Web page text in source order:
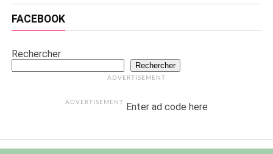
FACEBOOK
Rechercher
Rechercher
ADVERTISEMENT
ADVERTISEMENT Enter ad code here